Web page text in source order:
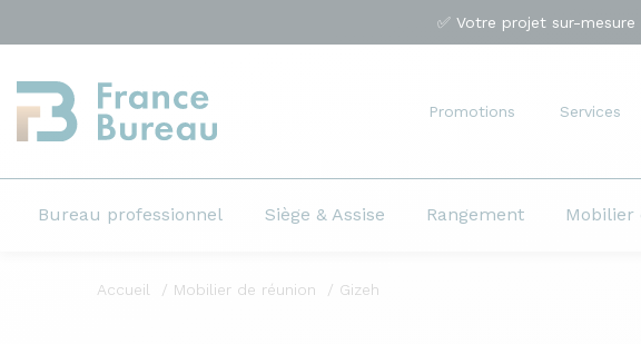
✅ Votre projet sur-
Promotions Services
Bureau professionnel Siège & Assise Rangement Mobilier
Accueil Mobilier de réunion Gizeh